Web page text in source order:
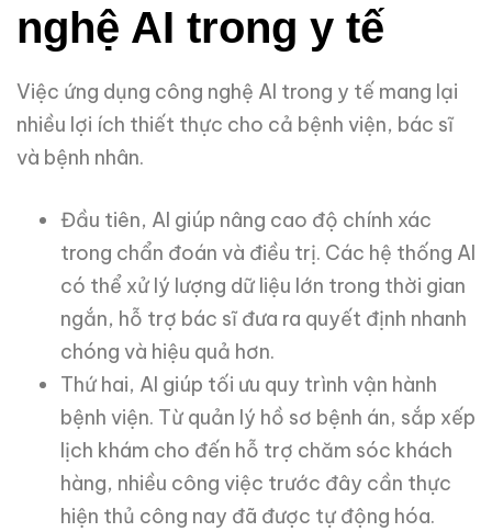
nghệ AI trong y tế
Việc ứng dụng công nghệ AI trong y tế mang lại
nhiều lợi ích thiết thực cho cả bệnh viện, bác sĩ
và bệnh nhân.
Đầu tiên, AI giúp nâng cao độ chính xác
trong chẩn đoán và điều trị. Các hệ thống AI
có thể xử lý lượng dữ liệu lớn trong thời gian
ngắn, hỗ trợ bác sĩ đưa ra quyết định nhanh
chóng và hiệu quả hơn.
Thứ hai, AI giúp tối ưu quy trình vận hành
bệnh viện. Từ quản lý hồ sơ bệnh án, sắp xếp
lịch khám cho đến hỗ trợ chăm sóc khách
hàng, nhiều công việc trước đây cần thực
hiện thủ công nay đã được tự động hóa.